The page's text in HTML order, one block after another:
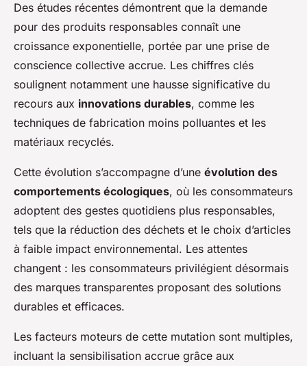
Des études récentes démontrent que la demande
pour des produits responsables connaît une
croissance exponentielle, portée par une prise de
conscience collective accrue. Les chiffres clés
soulignent notamment une hausse significative du
recours aux innovations durables, comme les
techniques de fabrication moins polluantes et les
matériaux recyclés.
Cette évolution s’accompagne d’une évolution des
comportements écologiques, où les consommateurs
adoptent des gestes quotidiens plus responsables,
tels que la réduction des déchets et le choix d’articles
à faible impact environnemental. Les attentes
changent : les consommateurs privilégient désormais
des marques transparentes proposant des solutions
durables et efficaces.
Les facteurs moteurs de cette mutation sont multiples,
incluant la sensibilisation accrue grâce aux